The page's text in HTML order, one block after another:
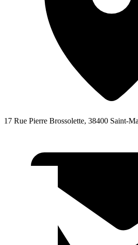
17 Rue Pierre Brossolette, 38400 Saint-